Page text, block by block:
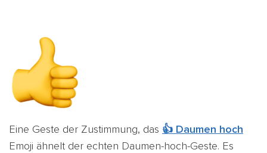
Eine Geste der Zustimmung, das 👍 Daumen hoch
Emoji ähnelt der echten Daumen-hoch-Geste. Es